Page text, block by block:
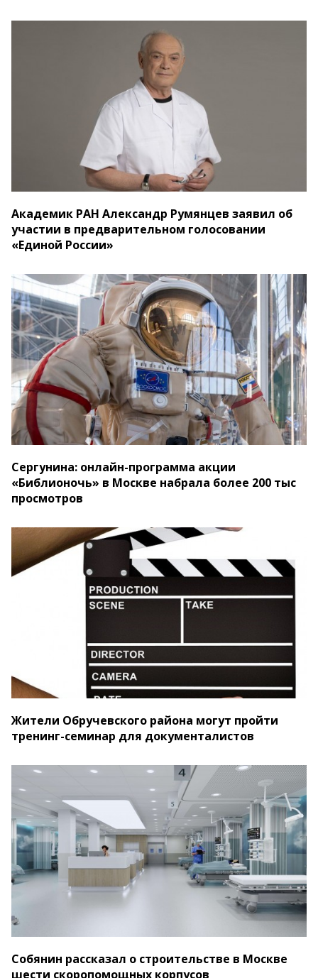
Академик РАН Александр Румянцев заявил об
участии в предварительном голосовании
«Единой России»
Сергунина: онлайн-программа акции
«Библионочь» в Москве набрала более 200 тыс
просмотров
Жители Обручевского района могут пройти
тренинг-семинар для документалистов
Собянин рассказал о строительстве в Москве
шести скоропомощных корпусов